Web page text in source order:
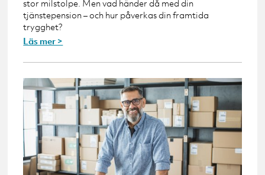
stor milstolpe. Men vad händer då med din
tjänstepension – och hur påverkas din framtida
trygghet?
Läs mer >